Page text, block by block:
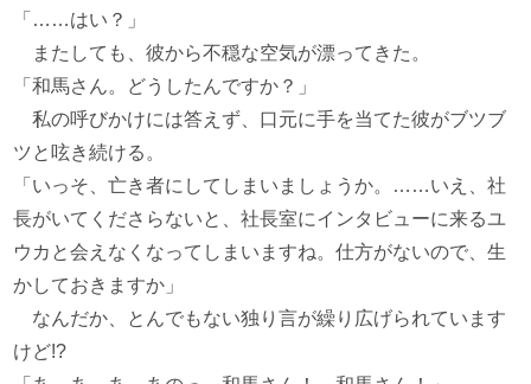
「……はい？」
またしても、彼から不穏な空気が漂ってきた。
「和馬さん。どうしたんですか？」
私の呼びかけには答えず、口元に手を当てた彼がブツブ
ツと呟き続ける。
「いっそ、亡き者にしてしまいましょうか。……いえ、社
長がいてくださらないと、社長室にインタビューに来るユ
ウカと会えなくなってしまいますね。仕方がないので、生
かしておきますか」
なんだか、とんでもない独り言が繰り広げられています
けど!?